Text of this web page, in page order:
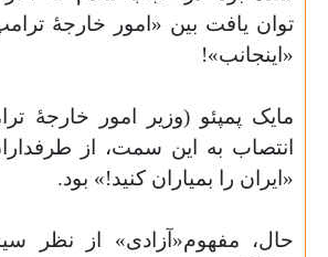
توان یافت بین «امور خارجهٔ
«اینجانب»!
مایک پمپئو (وزیر امور خارجهٔ
انتصاب به این سمت، از
«ایران را بمیاران کنید!» بود.
حال، مفهوم«آزادی» از نظر